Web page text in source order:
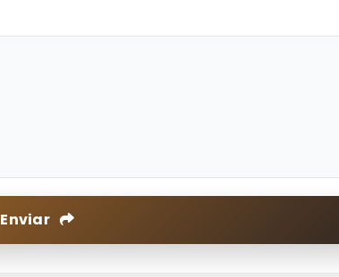
Enviar